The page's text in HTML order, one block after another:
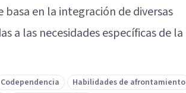
en la integración de diversas
a las necesidades específicas de la
Codependencia
Habilidades de afrontamiento